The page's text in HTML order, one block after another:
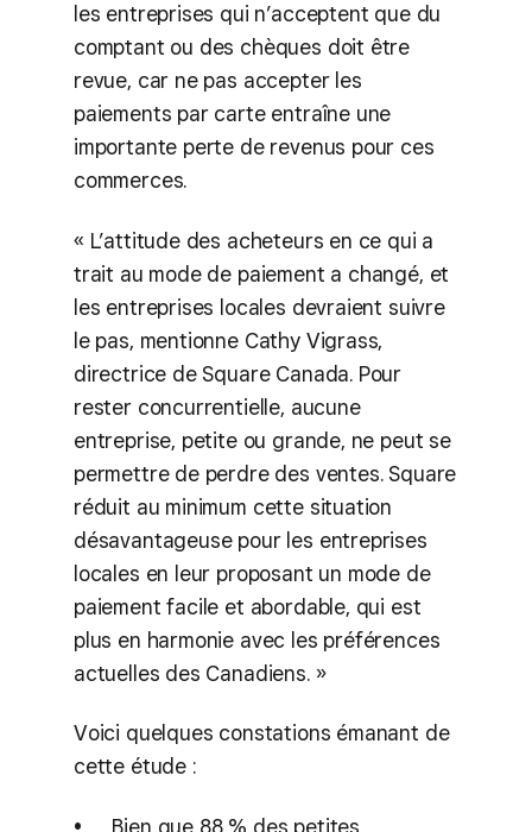
les entreprises qui n’acceptent que du
comptant ou des chèques doit être
revue, car ne pas accepter les
paiements par carte entraîne une
importante perte de revenus pour ces
commerces.
« L’attitude des acheteurs en ce qui a
trait au mode de paiement a changé, et
les entreprises locales devraient suivre
le pas, mentionne Cathy Vigrass,
directrice de Square Canada. Pour
rester concurrentielle, aucune
entreprise, petite ou grande, ne peut se
permettre de perdre des ventes. Square
réduit au minimum cette situation
désavantageuse pour les entreprises
locales en leur proposant un mode de
paiement facile et abordable, qui est
plus en harmonie avec les préférences
actuelles des Canadiens. »
Voici quelques constations émanant de
cette étude :
Bien que 88 % des petites